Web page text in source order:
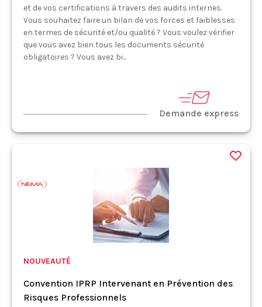
et de vos certifications à travers des audits internes.
Vous souhaitez faire un bilan de vos forces et faiblesses
en termes de sécurité et/ou qualité ? Vous voulez vérifier
que vous avez bien tous les documents sécurité
obligatoires ? Vous avez bi...
Demande express
NOUVEAUTÉ
Convention IPRP Intervenant en Prévention des
Risques Professionnels